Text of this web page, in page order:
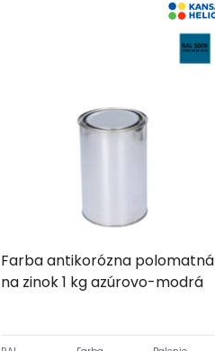
Farba antikorózna polomatná
na zinok 1 kg azúrovo-modrá